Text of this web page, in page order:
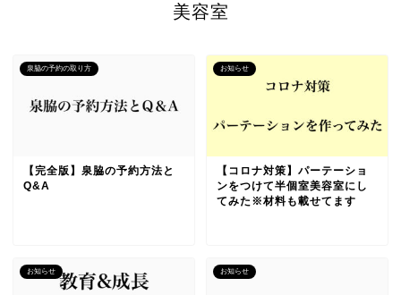
美容室
泉脇の予約の取り方
【完全版】泉脇の予約方法と
Q&A
お知らせ
【コロナ対策】パーテーショ
ンをつけて半個室美容室にし
てみた※材料も載せてます
お知らせ お知らせ